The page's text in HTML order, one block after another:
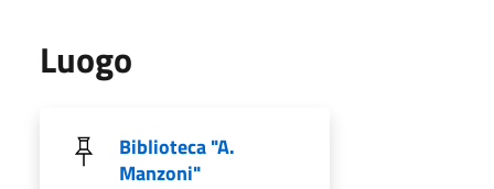
Luogo
Biblioteca "A.
Manzoni"